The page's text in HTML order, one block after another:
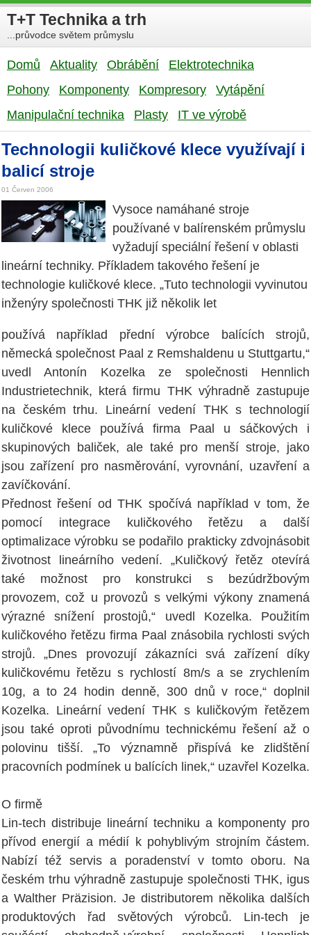
T+T Technika a trh
...průvodce světem průmyslu
Domů Aktuality Obrábění
Elektrotechnika
Pohony
Komponenty Kompresory
Vytápění
Manipulační technika
Plasty IT ve výrobě
Technologii kuličkové klece využívají i
balicí stroje
01 Červen 2006
Vysoce namáhané stroje
používané v balírenském průmyslu
vyžadují speciální řešení v oblasti
lineární techniky. Příkladem takového řešení je
technologie kuličkové klece. „Tuto technologii vyvinutou
inženýry společnosti THK již několik let
používá například přední výrobce balících strojů,
německá společnost Paal z Remshaldenu u Stuttgartu,“
uvedl Antonín Kozelka ze společnosti Hennlich
Industrietechnik, která firmu THK výhradně zastupuje
na českém trhu. Lineární vedení THK s technologií
kuličkové klece používá firma Paal u sáčkových i
skupinových baliček, ale také pro menší stroje, jako
jsou zařízení pro nasměrování, vyrovnání, uzavření a
zavíčkování.
Přednost řešení od THK spočívá například v tom, že
pomocí integrace kuličkového řetězu a další
optimalizace výrobku se podařilo prakticky zdvojnásobit
životnost lineárního vedení. „Kuličkový řetěz otevírá
také možnost pro konstrukci s bezúdržbovým
provozem, což u provozů s velkými výkony znamená
výrazné snížení prostojů,“ uvedl Kozelka. Použitím
kuličkového řetězu firma Paal znásobila rychlosti svých
strojů. „Dnes provozují zákazníci svá zařízení díky
kuličkovému řetězu s rychlostí 8m/s a se zrychlením
10g, a to 24 hodin denně, 300 dnů v roce,“ doplnil
Kozelka. Lineární vedení THK s kuličkovým řetězem
jsou také oproti původnímu technickému řešení až o
polovinu tišší. „To významně přispívá ke zlidštění
pracovních podmínek u balících linek,“ uzavřel Kozelka.
O firmě
Lin-tech distribuje lineární techniku a komponenty pro
přívod energií a médií k pohyblivým strojním částem.
Nabízí též servis a poradenství v tomto oboru. Na
českém trhu výhradně zastupuje společnosti THK, igus
a Walther Präzision. Je distributorem několika dalších
produktových řad světových výrobců. Lin-tech je